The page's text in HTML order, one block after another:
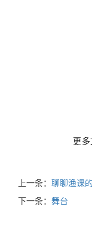
更
上一条： 聊聊渔课
下一条： 舞台